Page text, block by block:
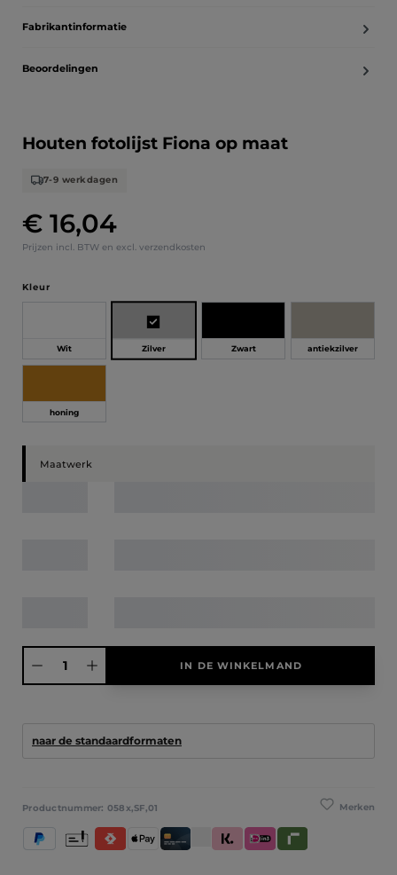
Fabrikantinformatie
Beoordelingen
Houten fotolijst Fiona op maat
Normale prijs:
€ 16,04
Prijzen incl. BTW en excl. verzendkosten
7-9 werkdagen
Selecteer
Kleur
Wit Zilver Zwart antiekzilver
honing
Maatwerk
Producthoeveelheid: Voer de gewenste hoeveelheid in of gebruik de
IN DE WINKELMAND
naar de standaardformaten
Merken
Productnummer: 058x,SF,01
PayPal SatispayApple PayCreditcard / BetaalpasKlarna (Achteraf betalen / In
iDeal IN3Riverty
Vooruitbetaling